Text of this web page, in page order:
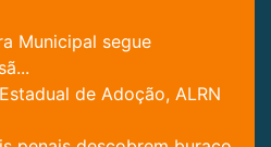
Municipal segue
de Adoção, ALRN